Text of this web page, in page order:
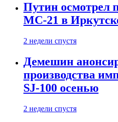
Путин осмотрел
МС-21 в
2 недели спустя
Демешин
производства
SJ-100 осенью
2 недели спустя